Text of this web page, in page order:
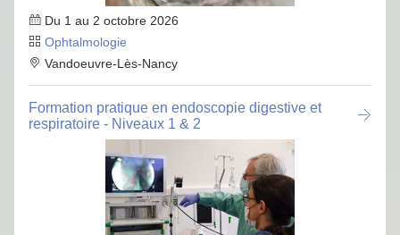
Du 1 au 2 octobre 2026
Ophtalmologie
Vandoeuvre-Lès-Nancy
Formation pratique en endoscopie digestive et
respiratoire - Niveaux 1 & 2